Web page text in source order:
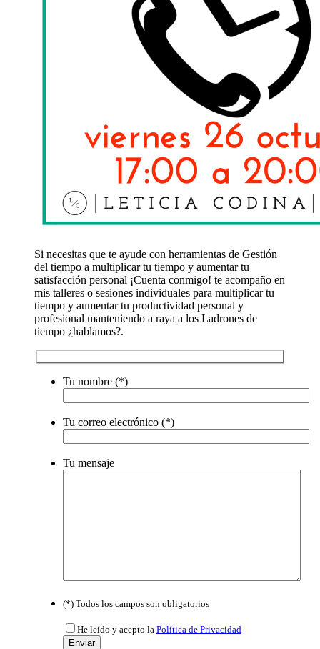
Si necesitas que te ayude con herramientas de Gestión
del tiempo a multiplicar tu tiempo y aumentar tu
satisfacción personal ¡Cuenta conmigo! te acompaño en
mis talleres o sesiones individuales para multiplicar tu
tiempo y aumentar tu productividad personal y
profesional manteniendo a raya a los Ladrones de
tiempo ¿hablamos?.
Tu nombre (*)
favor,
campo
vacío.
Tu correo electrónico (*)
favor,
Tu mensaje
favor,
este
campo
(*) Todos los campos son obligatorios
He leído y acepto la Política de Privacidad